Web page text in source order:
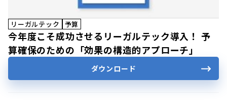
リーガルテック 予算
今年度こそ成功させるリーガルテック導入！ 予
算確保のための「効果の構造的アプローチ」
ダウンロード